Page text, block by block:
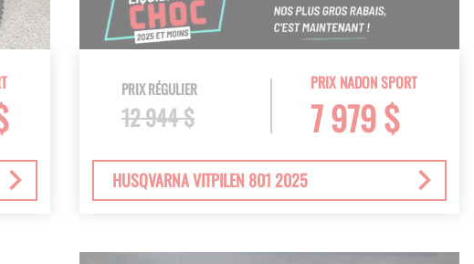
PRIX NADON SPORT
7 979 $
PRIX RÉGULIER
12 944 $
HUSQVARNA VITPILEN 801 2025